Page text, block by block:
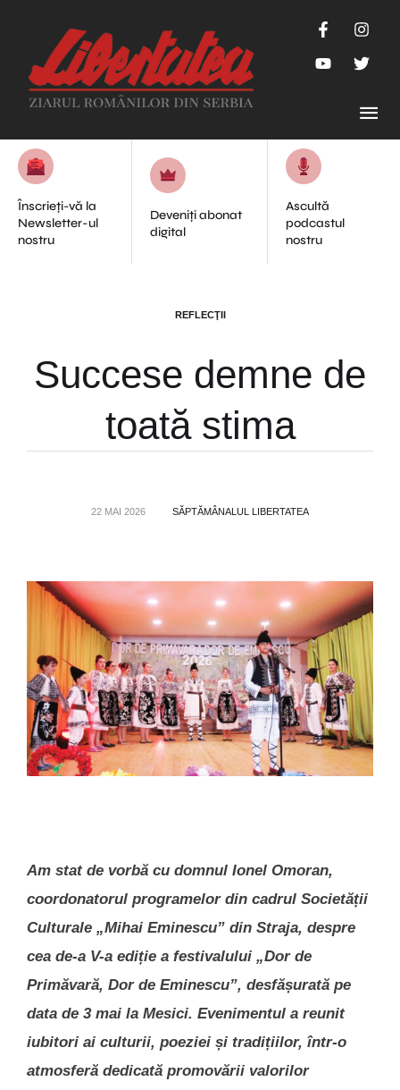
Înscrieți-vă la
Newsletter-ul
nostru
Deveniți abonat
digital
Ascultă
podcastul
nostru
REFLECŢII
Succese demne de
toată stima
22 MAI 2026 SĂPTĂMÂNALUL LIBERTATEA
Am stat de vorbă cu domnul Ionel Omoran,
coordonatorul programelor din cadrul Societății
Culturale „Mihai Eminescu” din Straja, despre
cea de-a V-a ediție a festivalului „Dor de
Primăvară, Dor de Eminescu”, desfășurată pe
data de 3 mai la Mesici. Evenimentul a reunit
iubitori ai culturii, poeziei și tradițiilor, într-o
atmosferă dedicată promovării valorilor